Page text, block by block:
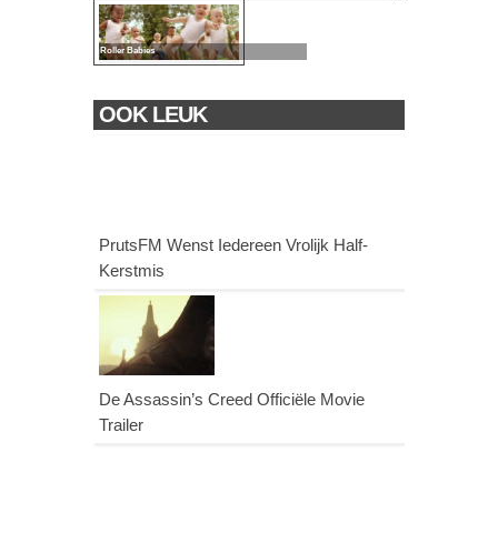
Roller Babies
OOK LEUK
PrutsFM Wenst Iedereen Vrolijk Half-
Kerstmis
De Assassin’s Creed Officiële Movie
Trailer